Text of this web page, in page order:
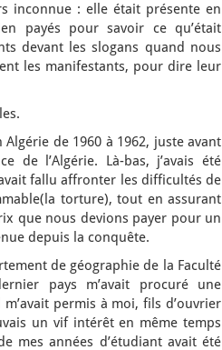
inconnue : elle était présente en
payés pour savoir ce qu’était
devant les slogans quand nous
les manifestants, pour dire leur
Algérie de 1960 à 1962, juste avant
de l’Algérie. Là-bas, j’avais été
fallu affronter les difficultés de
torture), tout en assurant
que nous devions payer pour un
depuis la conquête.
de géographie de la Faculté
pays m’avait procuré une
permis à moi, fils d’ouvrier
un vif intérêt en même temps
mes années d’étudiant avait été